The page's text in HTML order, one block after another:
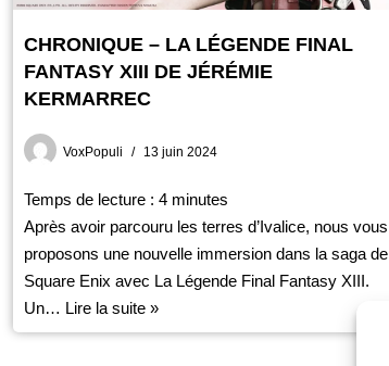
CHRONIQUE – LA LÉGENDE FINAL
FANTASY XIII DE JÉRÉMIE
KERMARREC
VoxPopuli 13 juin 2024
Temps de lecture : 4 minutes
Après avoir parcouru les terres d’Ivalice, nous vous
proposons une nouvelle immersion dans la saga de
Square Enix avec La Légende Final Fantasy XIII.
Un… Lire la suite »